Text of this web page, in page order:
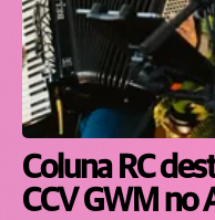
Coluna RC
CCV GWM